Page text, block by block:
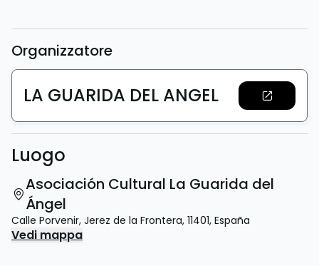
Organizzatore
LA GUARIDA DEL ANGEL
Luogo
Asociación Cultural La Guarida del
Ángel
Calle Porvenir, Jerez de la Frontera, 11401, España
Vedi mappa